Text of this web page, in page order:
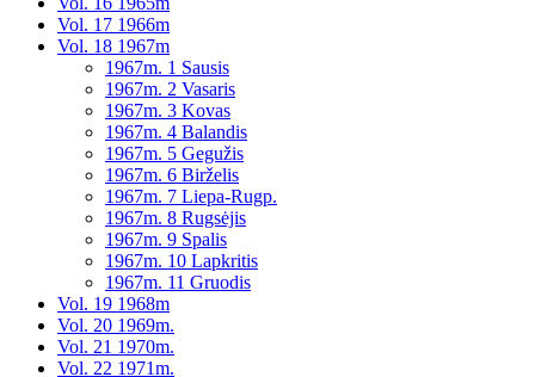
Vol. 17 1966m
Vol. 18 1967m
1967m. 1 Sausis
1967m. 2 Vasaris
1967m. 3 Kovas
1967m. 4 Balandis
1967m. 5 Gegužis
1967m. 6 Birželis
1967m. 7 Liepa-Rugp.
1967m. 8 Rugsėjis
1967m. 9 Spalis
1967m. 10 Lapkritis
1967m. 11 Gruodis
Vol. 19 1968m
Vol. 20 1969m.
Vol. 21 1970m.
Vol. 22 1971m.